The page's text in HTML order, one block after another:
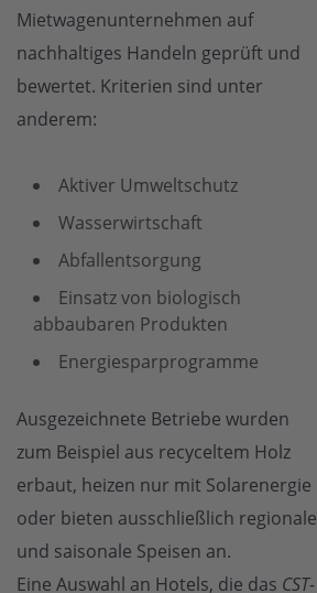
Mietwagenunternehmen auf
nachhaltiges Handeln geprüft und
bewertet. Kriterien sind unter
anderem:
Aktiver Umweltschutz
Wasserwirtschaft
Abfallentsorgung
Einsatz von biologisch
abbaubaren Produkten
Energiesparprogramme
Ausgezeichnete Betriebe wurden
zum Beispiel aus recyceltem Holz
erbaut, heizen nur mit Solarenergie
oder bieten ausschließlich regionale
und saisonale Speisen an.
Eine Auswahl an Hotels, die das CST-